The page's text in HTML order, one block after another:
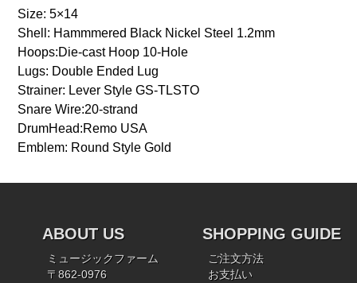
Size: 5×14
Shell: Hammmered Black Nickel Steel 1.2mm
Hoops:Die-cast Hoop 10-Hole
Lugs: Double Ended Lug
Strainer: Lever Style GS-TLSTO
Snare Wire:20-strand
DrumHead:Remo USA
Emblem: Round Style Gold
ABOUT US
ミュージックファーム
〒862-0976
SHOPPING GUIDE
ご注文方法
お支払い